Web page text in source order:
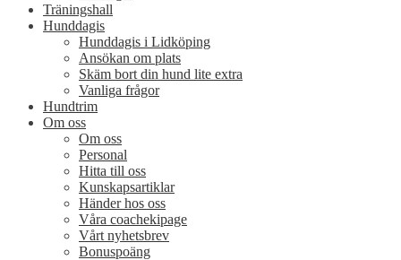
Träningshall
Hunddagis
Hunddagis i Lidköping
Ansökan om plats
Skäm bort din hund lite extra
Vanliga frågor
Hundtrim
Om oss
Om oss
Personal
Hitta till oss
Kunskapsartiklar
Händer hos oss
Våra coachekipage
Vårt nyhetsbrev
Bonuspoäng